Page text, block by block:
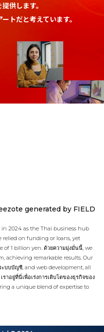
供します。
トだと考えています。
generated by FIELD
2024 as the Thai business hub
relied on funding or loans, yet
1 billion yen. ด้วยความมุ่งมั่นนี้, we
achieving remarkable results. Our
ะบบบัญชี, and web development, all
าอยู่ที่นี่เพื่อเร่งการเติบโตของธุรกิจของ
a unique blend of expertise to